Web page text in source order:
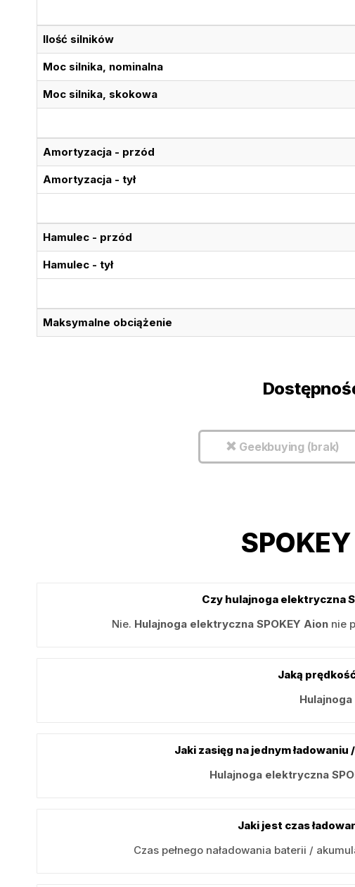
Ilość silników
Moc silnika, nominalna
Moc silnika, skokowa
Amortyzacja - przód
Amortyzacja - tył
Hamulec - przód
Hamulec - tył
Maksymalne obciążenie
Geekbuying (brak)
Czy hulajnoga elektryczna
Nie. Hulajnoga elektryczna SPOKEY Aion nie
Jaką
Jaki zasięg na jednym
Hulajnoga elektryczna
Jaki jest czas
Czas pełnego naładowania baterii /